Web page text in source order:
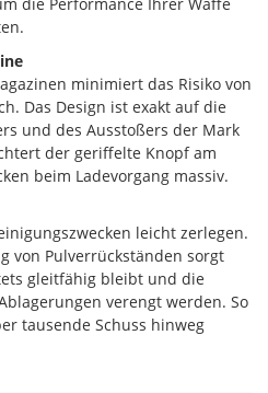
minimiert das Risiko von
Das Design ist exakt auf die
und des Ausstoßers der Mark
der geriffelte Knopf am
beim Ladevorgang massiv.
leicht zerlegen.
von Pulverrückständen sorgt
gleitfähig bleibt und die
verengt werden. So
tausende Schuss hinweg